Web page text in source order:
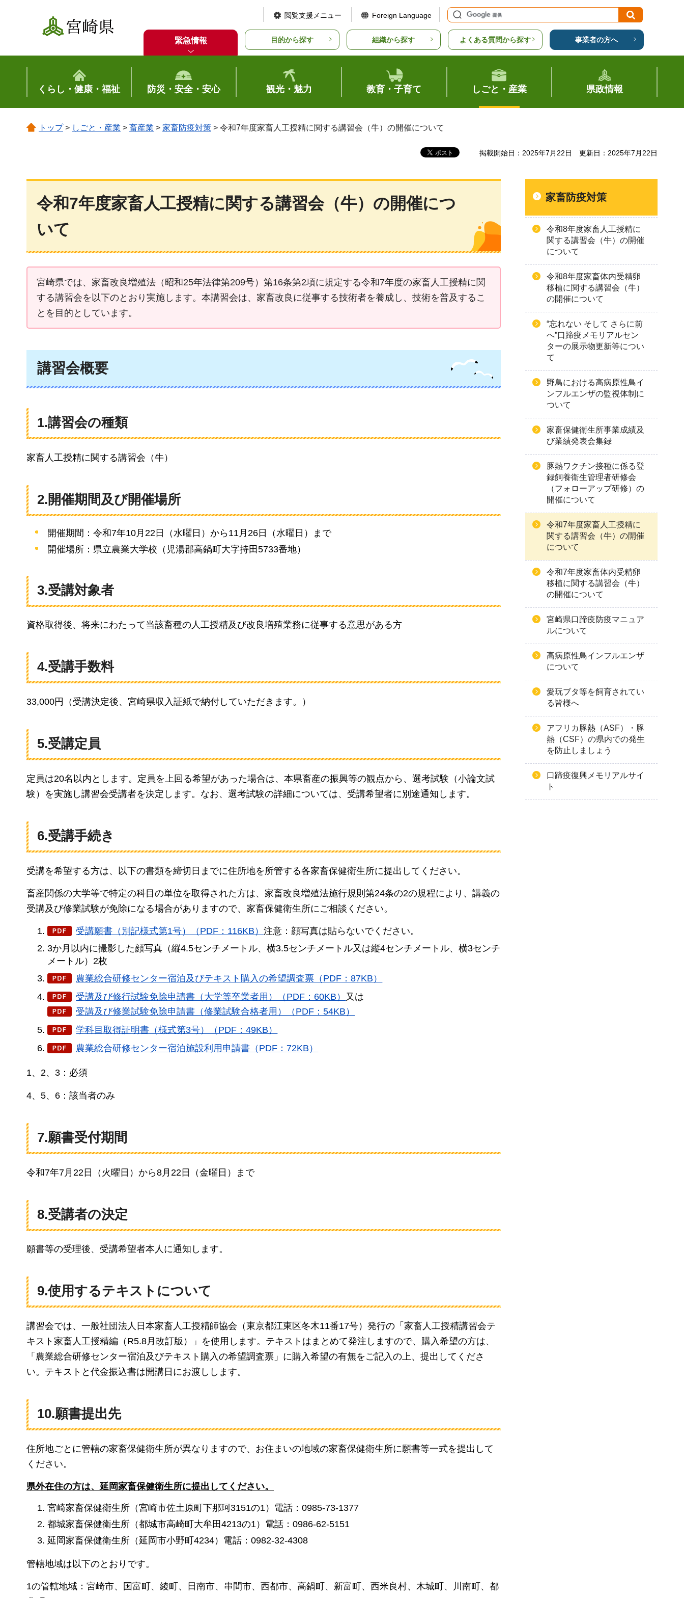
宮崎県
閲覧支援メニュー Foreign Language
緊急情報 目的から探す 組織から探す よくある質問から探す 事業者の方へ
くらし・健康・福祉 防災・安全・安心 観光・魅力 教育・子育て しごと・産業 県政情報
トップ> しごと・産業 > 畜産業 > 家畜防疫対策 > 令和7年度家畜人工授精に関する講習会（牛）の開催について
掲載開始日：2025年7月22日 更新日：2025年7月22日
令和7年度家畜人工授精に関する講習会（牛）の開催につ
いて
宮崎県では、家畜改良増殖法（昭和25年法律第209号）第16条第2項に規定する令和7年度の家畜人工授精に関
する講習会を以下のとおり実施します。本講習会は、家畜改良に従事する技術者を養成し、技術を普及するこ
とを目的としています。
講習会概要
1.講習会の種類
家畜人工授精に関する講習会（牛）
2.開催期間及び開催場所
開催期間：令和7年10月22日（水曜日）から11月26日（水曜日）まで
開催場所：県立農業大学校（児湯郡高鍋町大字持田5733番地）
3.受講対象者
資格取得後、将来にわたって当該畜種の人工授精及び改良増殖業務に従事する意思がある方
4.受講手数料
33,000円（受講決定後、宮崎県収入証紙で納付していただきます。）
5.受講定員
定員は20名以内とします。定員を上回る希望があった場合は、本県畜産の振興等の観点から、選考試験（小論文試
験）を実施し講習会受講者を決定します。なお、選考試験の詳細については、受講希望者に別途通知します。
6.受講手続き
受講を希望する方は、以下の書類を締切日までに住所地を所管する各家畜保健衛生所に提出してください。
畜産関係の大学等で特定の科目の単位を取得された方は、家畜改良増殖法施行規則第24条の2の規程により、講義の
受講及び修業試験が免除になる場合がありますので、家畜保健衛生所にご相談ください。
受講願書（別記様式第1号）（PDF：116KB）注意：顔写真は貼らないでください。
3か月以内に撮影した顔写真（縦4.5センチメートル、横3.5センチメートル又は縦4センチメートル、横3センチ
メートル）2枚
農業総合研修センター宿泊及びテキスト購入の希望調査票（PDF：87KB）
受講及び修行試験免除申請書（大学等卒業者用）（PDF：60KB） 又は
受講及び修業試験免除申請書（修業試験合格者用）（PDF：54KB）
学科目取得証明書（様式第3号）（PDF：49KB）
農業総合研修センター宿泊施設利用申請書（PDF：72KB）
1、2、3：必須
4、5、6：該当者のみ
7.願書受付期間
令和7年7月22日（火曜日）から8月22日（金曜日）まで
8.受講者の決定
願書等の受理後、受講希望者本人に通知します。
9.使用するテキストについて
講習会では、一般社団法人日本家畜人工授精師協会（東京都江東区冬木11番17号）発行の「家畜人工授精講習会テ
キスト家畜人工授精編（R5.8月改訂版）」を使用します。テキストはまとめて発注しますので、購入希望の方は、
「農業総合研修センター宿泊及びテキスト購入の希望調査票」に購入希望の有無をご記入の上、提出してくださ
い。テキストと代金振込書は開講日にお渡しします。
10.願書提出先
住所地ごとに管轄の家畜保健衛生所が異なりますので、お住まいの地域の家畜保健衛生所に願書等一式を提出して
ください。
県外在住の方は、延岡家畜保健衛生所に提出してください。
宮崎家畜保健衛生所（宮崎市佐土原町下那珂3151の1）電話：0985-73-1377
都城家畜保健衛生所（都城市高崎町大牟田4213の1）電話：0986-62-5151
延岡家畜保健衛生所（延岡市小野町4234）電話：0982-32-4308
管轄地域は以下のとおりです。
1の管轄地域：宮崎市、国富町、綾町、日南市、串間市、西都市、高鍋町、新富町、西米良村、木城町、川南町、都
家畜防疫対策
令和8年度家畜人工授精に
関する講習会（牛）の開催
について
令和8年度家畜体内受精卵
移植に関する講習会（牛）
の開催について
“忘れない そして さらに前
へ”口蹄疫メモリアルセン
ターの展示物更新等につい
て
野鳥における高病原性鳥イ
ンフルエンザの監視体制に
ついて
家畜保健衛生所事業成績及
び業績発表会集録
豚熱ワクチン接種に係る登
録飼養衛生管理者研修会
（フォローアップ研修）の
開催について
令和7年度家畜人工授精に
関する講習会（牛）の開催
について
令和7年度家畜体内受精卵
移植に関する講習会（牛）
の開催について
宮崎県口蹄疫防疫マニュア
ルについて
高病原性鳥インフルエンザ
について
愛玩ブタ等を飼育されてい
る皆様へ
アフリカ豚熱（ASF）・豚
熱（CSF）の県内での発生
を防止しましょう
口蹄疫復興メモリアルサイ
ト